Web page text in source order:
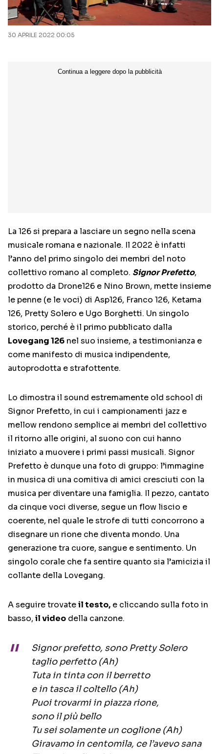
30 APRILE 2022 00:05
La 126 si prepara a lasciare un segno nella scena
musicale romana e nazionale. Il 2022 è infatti
l’anno del primo singolo dei membri del noto
collettivo romano al completo. Signor Prefetto,
prodotto da Drone126 e Nino Brown, mette insieme
le penne (e le voci) di Asp126, Franco 126, Ketama
126, Pretty Solero e Ugo Borghetti. Un singolo
storico, perché è il primo pubblicato dalla
Lovegang 126 nel suo insieme, a testimonianza e
come manifesto di musica indipendente,
autoprodotta e strafottente.
Lo dimostra il sound estremamente old school di
Signor Prefetto, in cui i campionamenti jazz e
mellow rendono semplice ai membri del collettivo
il ritorno alle origini, al suono con cui hanno
iniziato a muovere i primi passi musicali. Signor
Prefetto è dunque una foto di gruppo: l’immagine
in musica di una comitiva di amici cresciuti con la
musica per diventare una famiglia. Il pezzo, cantato
da cinque voci diverse, segue un flow liscio e
coerente, nel quale le strofe di tutti concorrono a
disegnare un rione che diventa mondo. Una
generazione tra cuore, sangue e sentimento. Un
singolo corale che fa sentire quanto sia l’amicizia il
collante della Lovegang.
A seguire trovateil testo, e cliccando sulla foto in
basso, il video della canzone.
Signor prefetto, sono Pretty Solero
taglio perfetto (Ah)
Tuta in tinta con il berretto
e in tasca il coltello (Ah)
Puoi trovarmi in piazza rione,
sono il più bello
Tu sei solamente un coglione (Ah)
Giravamo in centomila, ce l’avevo sana